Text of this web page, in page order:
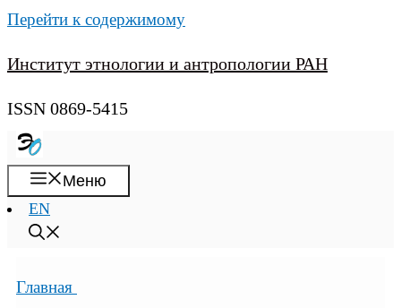
Перейти к содержимому
Институт этнологии и антропологии РАН
ISSN 0869-5415
Меню
EN
Главная